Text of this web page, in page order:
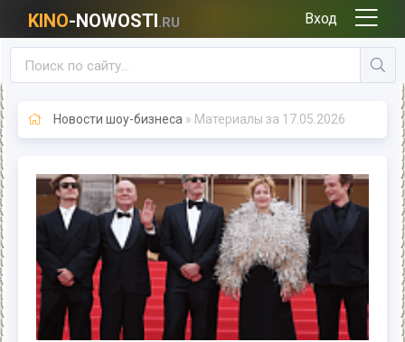
KINO-NOWOSTI.RU Вход
Новости шоу-бизнеса » Материалы за 17.05.2026